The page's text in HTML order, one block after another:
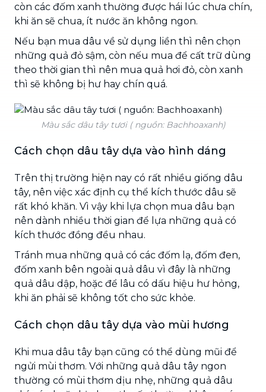
còn các đốm xanh thường được hái lúc chưa chín,
khi ăn sẽ chua, ít nước ăn không ngon.
Nếu bạn mua dâu về sử dụng liền thì nên chọn
những quả đỏ sậm, còn nếu mua để cất trữ dùng
theo thời gian thì nên mua quả hơi đỏ, còn xanh
thì sẽ không bị hư hay chín quá.
Màu sắc dâu tây tươi ( nguồn: Bachhoaxanh)
Cách chọn dâu tây dựa vào hình dáng
Trên thị trường hiện nay có rất nhiều giống dâu
tây, nên việc xác định cụ thể kích thước dâu sẽ
rất khó khăn. Vì vậy khi lựa chọn mua dâu bạn
nên dành nhiều thời gian để lựa những quả có
kích thước đồng đều nhau.
Tránh mua những quả có các đốm lạ, đốm đen,
đốm xanh bên ngoài quả dâu vì đây là những
quả dâu dập, hoặc để lâu có dấu hiệu hư hỏng,
khi ăn phải sẽ không tốt cho sức khỏe.
Cách chọn dâu tây dựa vào mùi hương
Khi mua dâu tây bạn cũng có thể dùng mũi để
ngửi mùi thơm. Với những quả dâu tây ngon
thường có mùi thơm dịu nhẹ, những quả dâu